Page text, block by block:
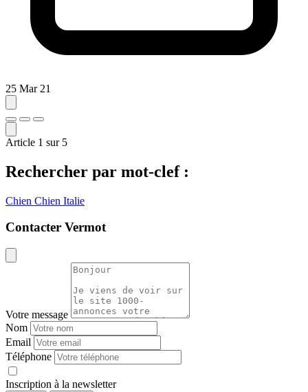
25 Mar 21
Article 1 sur 5
Rechercher par mot-clef :
Chien Chien Italie
Contacter Vermot
Votre message
Nom
Email
Téléphone
Inscription à la newsletter